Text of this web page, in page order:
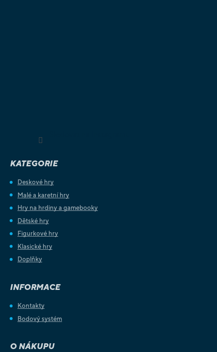
KATEGORIE
Deskové hry
Malé a karetní hry
Hry na hrdiny a gamebooky
Dětské hry
Figurkové hry
Klasické hry
Doplňky
INFORMACE
Kontakty
Bodový systém
O NÁKUPU